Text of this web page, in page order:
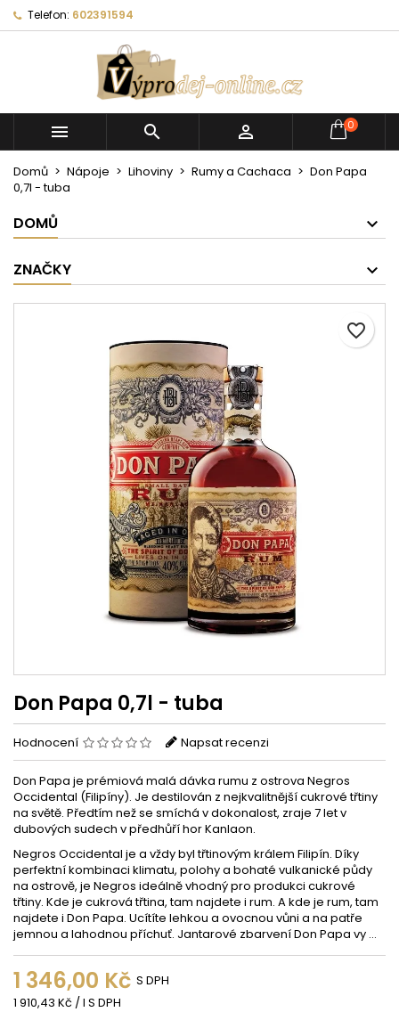
Telefon: 602391594
   0
Domů Nápoje Lihoviny Rumy a Cachaca
Don Papa
0,7l - tuba
DOMŮ
ZNAČKY
Don Papa 0,7l - tuba
Hodnocení Napsat recenzi
Don Papa je prémiová malá dávka rumu z ostrova Negros
Occidental (Filipíny). Je destilován z nejkvalitnější cukrové třtiny
na světě. Předtím než se smíchá v dokonalost, zraje 7 let v
dubových sudech v předhůří hor Kanlaon.
Negros Occidental je a vždy byl třtinovým králem Filipín. Díky
perfektní kombinaci klimatu, polohy a bohaté vulkanické půdy
na ostrově, je Negros ideálně vhodný pro produkci cukrové
třtiny. Kde je cukrová třtina, tam najdete i rum. A kde je rum, tam
najdete i Don Papa. Ucítíte lehkou a ovocnou vůni a na patře
jemnou a lahodnou příchuť. Jantarové zbarvení Don Papa vy ...
1 346,00 Kč S DPH
1 910,43 Kč / l S DPH
favorite_border